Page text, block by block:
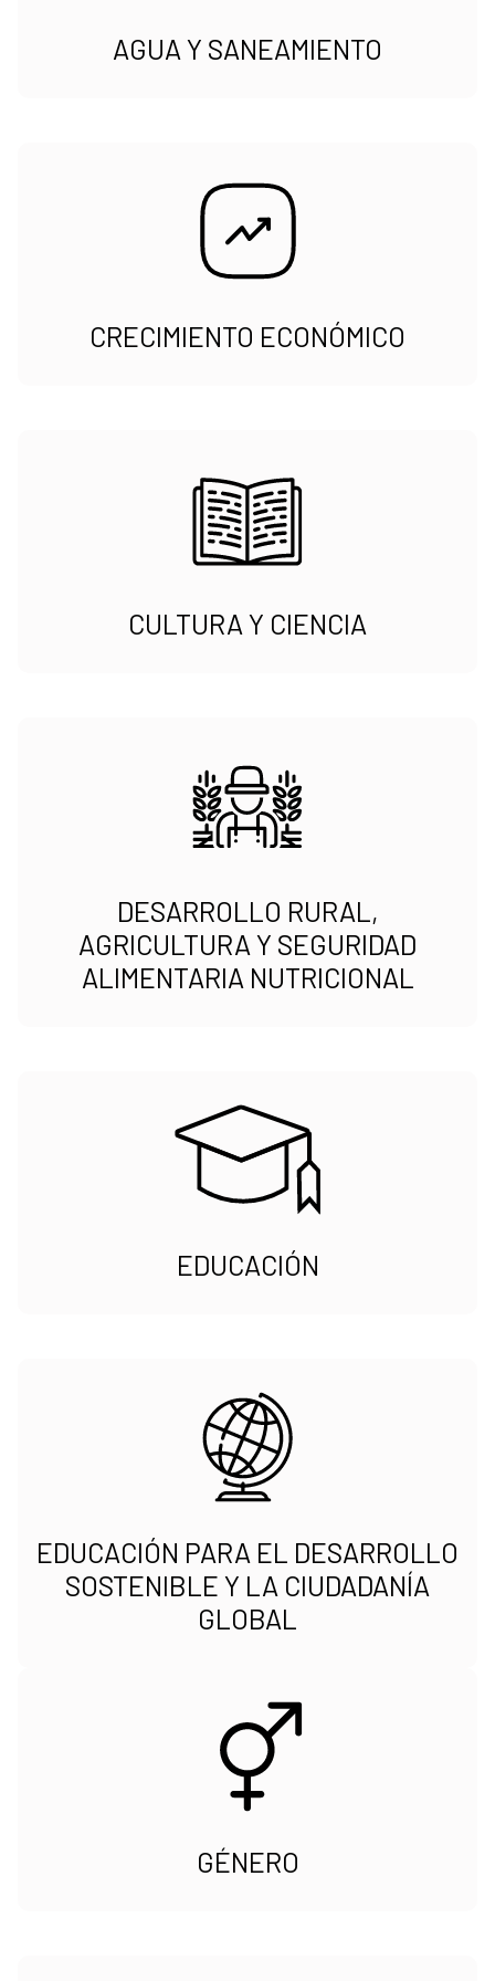
AGUA Y SANEAMIENTO
CRECIMIENTO ECONÓMICO
CULTURA Y CIENCIA
DESARROLLO RURAL,
AGRICULTURA Y SEGURIDAD
ALIMENTARIA NUTRICIONAL
EDUCACIÓN
EDUCACIÓN PARA EL DESARROLLO
SOSTENIBLE Y LA CIUDADANÍA
GLOBAL
GÉNERO